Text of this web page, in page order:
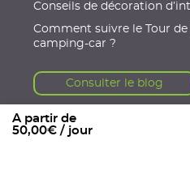
A partir de
50,00€ / jour
Conseils de décoration
Comment suivre le Tour de
camping-car ?
Consulter le blog